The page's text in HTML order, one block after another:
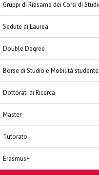
Gruppi di Riesame dei Corsi di
Sedute di Laurea
Double Degree
Borse di Studio e Mobilità
Dottorati di Ricerca
Master
Tutorato
Erasmus+